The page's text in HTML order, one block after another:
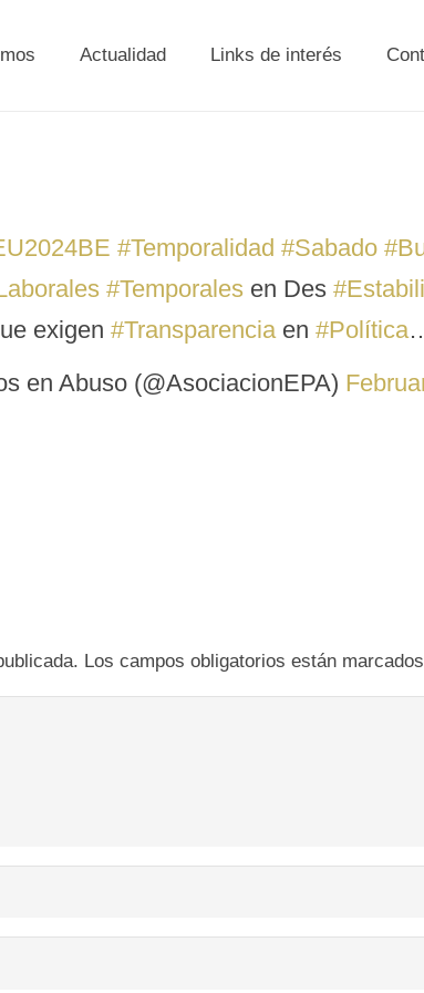
Actualidad Links de interés
#Temporalidad #Sabado
#Temporales en Des
exigen #Transparenciaen #Política
en Abuso (@AsociacionEPA)
Los campos obligatorios están